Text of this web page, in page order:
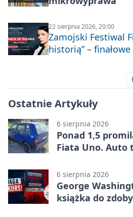
22 sierpnia 2026, 20:00
Zamojski Festiwal
historią” –
Ostatnie Artykuły
6 sierpnia 2026
Ponad 1,5
Fiata Uno. Auto
6 sierpnia 2026
George
książka do